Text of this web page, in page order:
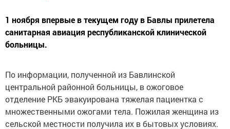
1 ноября впервые в текущем году в Бавлы прилетела
санитарная авиация республиканской клинической
больницы.
По информации, полученной из Бавлинской
центральной районной больницы, в ожоговое
отделение РКБ эвакуирована тяжелая пациентка с
множественными ожогами тела. Пожилая женщина из
сельской местности получила их в бытовых условиях.